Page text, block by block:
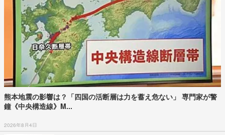
熊本地震の影響は？「四国の活断層は力を蓄え危ない」 専門家が警
鐘《中央構造線》M...
2026年8月4日